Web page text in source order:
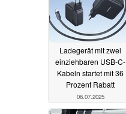
Ladegerät mit zwei
einziehbaren USB-C-
Kabeln startet mit 36
Prozent Rabatt
06.07.2025